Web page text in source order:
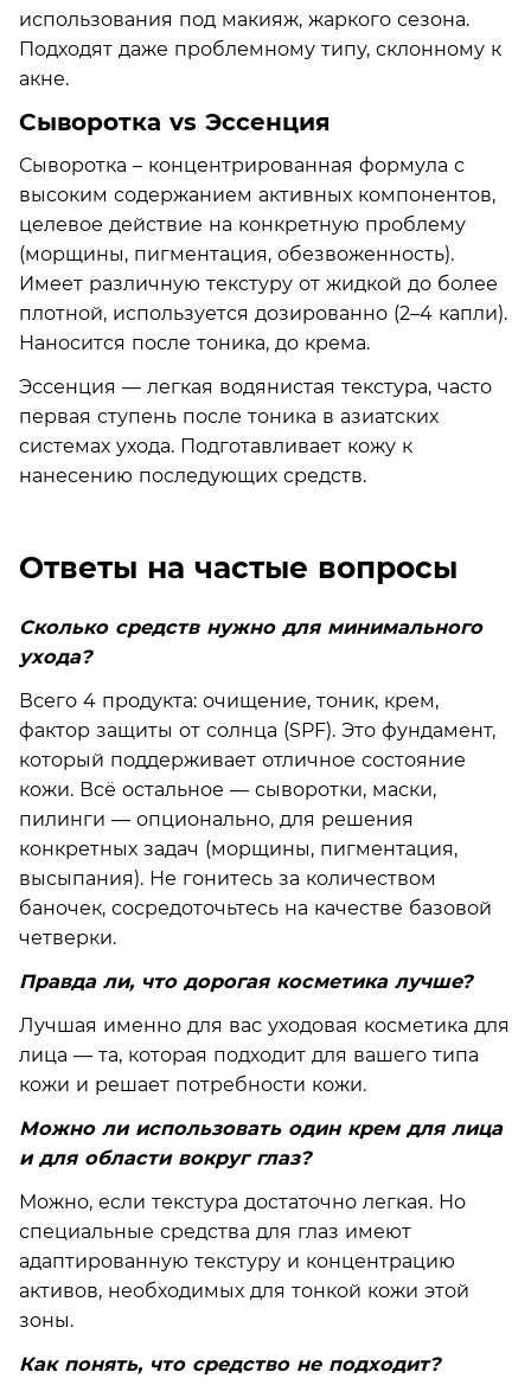
использования под макияж, жаркого сезона.
Подходят даже проблемному типу, склонному к
акне.
Сыворотка vs Эссенция
Сыворотка – концентрированная формула с
высоким содержанием активных компонентов,
целевое действие на конкретную проблему
(морщины, пигментация, обезвоженность).
Имеет различную текстуру от жидкой до более
плотной, используется дозированно (2–4 капли).
Наносится после тоника, до крема.
Эссенция — легкая водянистая текстура, часто
первая ступень после тоника в азиатских
системах ухода. Подготавливает кожу к
нанесению последующих средств.
Ответы на частые вопросы
Сколько средств нужно для минимального
ухода?
Всего 4 продукта: очищение, тоник, крем,
фактор защиты от солнца (SPF). Это фундамент,
который поддерживает отличное состояние
кожи. Всё остальное — сыворотки, маски,
пилинги — опционально, для решения
конкретных задач (морщины, пигментация,
высыпания). Не гонитесь за количеством
баночек, сосредоточьтесь на качестве базовой
четверки.
Правда ли, что дорогая косметика лучше?
Лучшая именно для вас уходовая косметика для
лица — та, которая подходит для вашего типа
кожи и решает потребности кожи.
Можно ли использовать один крем для лица
и для области вокруг глаз?
Можно, если текстура достаточно легкая. Но
специальные средства для глаз имеют
адаптированную текстуру и концентрацию
активов, необходимых для тонкой кожи этой
зоны.
Как понять, что средство не подходит?